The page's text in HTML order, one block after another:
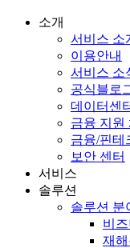
소개
서비스 소
이용안내
서비스 소
공식블로
데이터센
금융 지원
금융/핀테
보안 센터
서비스
솔루션
솔루션 분
비
재